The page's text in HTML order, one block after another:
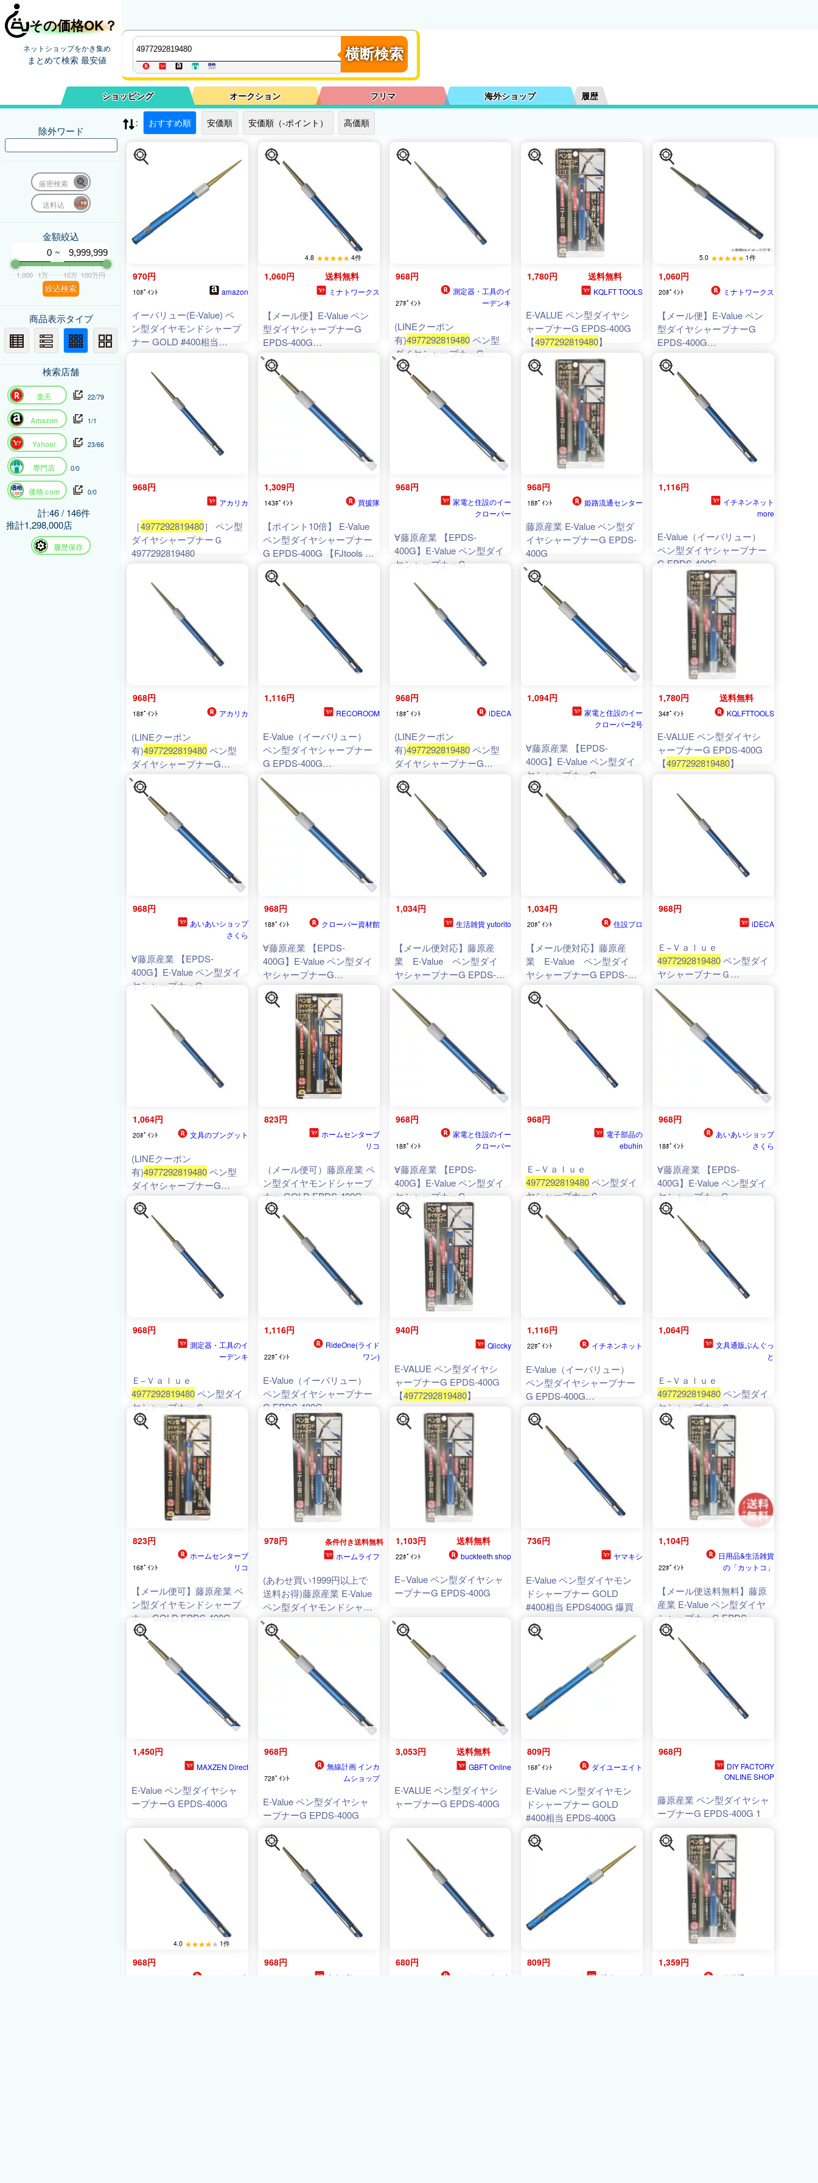
その価格OK？
ネットショップをかき集め
まとめて検索 最安値 横断検索
ショッピング オークション フリマ 海外ショップ 履歴
除外ワード
厳密検索
送料込
金額絞込
~
1,000 1万 10万 100万円
絞込検索
商品表示タイプ
検索店舗
楽天 22/79
Amazon 1/1
Yahoo! 23/66
専門店 0/0
価格.com 0/0
計:46 / 146件
推計1,298,000店
履歴保存
: おすすめ順 安価順 安価順（-ポイント） 高価順
970円
10ﾎﾟｲﾝﾄ amazon
イーバリュー(E-Value) ペ
ン型ダイヤモンドシャープ
ナー GOLD #400相当
EPDS-400G 1丁4役(平・半
1,060円 送料無料
ミナトワークス
4.8 4件
【メール便】E-Value ペン
型ダイヤシャープナーG
EPDS-400G
4977292819480[ヤスリ]
968円
27ﾎﾟｲﾝﾄ
測定器・工具のイ
ーデンキ
(LINEクーポン
有)4977292819480ペン型
ダイヤシャープナーG
4977292819480 E-Value 藤
原産業 ペン型ダイヤモンド
シャープナー GOLD ダイ
ヤモンドヤスリ
1,780円 送料無料
KQLFT TOOLS
E-VALUE ペン型ダイヤシ
ャープナーG EPDS-400G
【4977292819480】
1,060円
20ﾎﾟｲﾝﾄ ミナトワークス
5.0 1件
【メール便】E-Value ペン
型ダイヤシャープナーG
EPDS-400G
4977292819480[ヤスリ ヤ
スリ(企画品)]
968円
アカリカ
［4977292819480］ ペン型
ダイヤシャープナーＧ
4977292819480
1,309円
143ﾎﾟｲﾝﾄ 買援隊
【ポイント10倍】 E-Value
ペン型ダイヤシャープナー
G EPDS-400G 【FJtools E-
Value ペン型ダイヤシャー
プナーG EPDS-400G 大工
道具 ヤスリ 販促 ヤスリ
4977292819480
れ おすすめ】[CB99]
968円
家電と住設のイー
クローバー
∀藤原産業 【EPDS-
400G】E-Value ペン型ダイ
ヤシャープナーG
968円
18ﾎﾟｲﾝﾄ 姫路流通センター
藤原産業 E-Value ペン型ダ
イヤシャープナーG EPDS-
400G
1,116円
イチネンネット
more
E-Value（イーバリュー）
ペン型ダイヤシャープナー
G EPDS-400G
4977292819480
968円
18ﾎﾟｲﾝﾄ アカリカ
(LINEクーポン
有)4977292819480ペン型
ダイヤシャープナーG
4977292819480 E-Value 藤
原産業 ペン型ダイヤモンド
シャープナー GOLD ダイ
ヤモンドヤスリ
1,116円
RECOROOM
E-Value（イーバリュー）
ペン型ダイヤシャープナー
G EPDS-400G
4977292819480
968円
18ﾎﾟｲﾝﾄ iDECA
(LINEクーポン
有)4977292819480ペン型
ダイヤシャープナーG
4977292819480 E-Value 藤
原産業 ペン型ダイヤモンド
シャープナー GOLD ダイ
ヤモンドヤスリ
1,094円
家電と住設のイー
クローバー2号
∀藤原産業 【EPDS-
400G】E-Value ペン型ダイ
ヤシャープナーG
(4977292819480
1,780円 送料無料
34ﾎﾟｲﾝﾄ KQLFTTOOLS
E-VALUE ペン型ダイヤシ
ャープナーG EPDS-400G
【4977292819480】
968円
あいあいショップ
さくら
∀藤原産業 【EPDS-
400G】E-Value ペン型ダイ
ヤシャープナーG
968円
18ﾎﾟｲﾝﾄ クローバー資材館
∀藤原産業 【EPDS-
400G】E-Value ペン型ダイ
ヤシャープナーG
4977292819480)
1,034円
生活雑貨 yutorito
【メール便対応】藤原産
業 E-Value ペン型ダイ
ヤシャープナーG EPDS-
400G 【品番：
4977292819480
1,034円
20ﾎﾟｲﾝﾄ 住設プロ
【メール便対応】藤原産
業 E-Value ペン型ダイ
ヤシャープナーG EPDS-
400G 【品番：
4977292819480
968円
iDECA
Ｅ−Ｖａｌｕｅ
4977292819480ペン型ダイ
ヤシャープナーＧ
4977292819480 藤原産業
EPDS400G
1,064円
20ﾎﾟｲﾝﾄ 文具のブングット
(LINEクーポン
有)4977292819480ペン型
ダイヤシャープナーG
4977292819480 E-Value 藤
原産業 ペン型ダイヤモンド
シャープナー GOLD ダイ
ヤモンドヤスリ
823円
ホームセンターブ
リコ
（メール便可）藤原産業 ペ
ン型ダイヤモンドシャープ
ナー GOLD EPDS-400G
968円
18ﾎﾟｲﾝﾄ
家電と住設のイー
クローバー
∀藤原産業 【EPDS-
400G】E-Value ペン型ダイ
ヤシャープナーG
(4977292819480)
968円
電子部品の
ebuhin
Ｅ−Ｖａｌｕｅ
4977292819480ペン型ダイ
ヤシャープナーＧ
4977292819480 藤原産業
EPDS400G
968円
18ﾎﾟｲﾝﾄ
あいあいショップ
さくら
∀藤原産業 【EPDS-
400G】E-Value ペン型ダイ
ヤシャープナーG
(4977292819480
968円
測定器・工具のイ
ーデンキ
Ｅ−Ｖａｌｕｅ
4977292819480ペン型ダイ
ヤシャープナーＧ
4977292819480 藤原産業
EPDS400G
1,116円
22ﾎﾟｲﾝﾄ
RideOne(ライド
ワン)
E-Value（イーバリュー）
ペン型ダイヤシャープナー
G EPDS-400G
4977292819480
940円
Qiiccky
E-VALUE ペン型ダイヤシ
ャープナーG EPDS-400G
【4977292819480】
1,116円
22ﾎﾟｲﾝﾄ イチネンネット
E-Value（イーバリュー）
ペン型ダイヤシャープナー
G EPDS-400G
4977292819480
1,064円
文具通販ぶんぐっ
と
Ｅ−Ｖａｌｕｅ
4977292819480ペン型ダイ
ヤシャープナーＧ
4977292819480
823円
16ﾎﾟｲﾝﾄ
ホームセンターブ
リコ
【メール便可】藤原産業 ペ
ン型ダイヤモンドシャープ
ナー GOLD EPDS-400G
978円
条件付き送料無料
ホームライフ
(あわせ買い1999円以上で
送料お得)藤原産業 E-Value
ペン型ダイヤモンドシャー
プナーGOLD EPDS-
400G(1個)
1,103円 送料無料
22ﾎﾟｲﾝﾄ buckteeth shop
E−Value ペン型ダイヤシャ
ープナーG EPDS-400G
736円
ヤマキシ
E-Value ペン型ダイヤモン
ドシャープナー GOLD
#400相当 EPDS400G 爆買
1,104円
22ﾎﾟｲﾝﾄ
日用品&生活雑貨
の「カットコ」
【メール便送料無料】藤原
産業 E-Value ペン型ダイヤ
シャープナーG EPDS-
400G 1個
1,450円
MAXZEN Direct
E-Value ペン型ダイヤシャ
ープナーG EPDS-400G
968円
72ﾎﾟｲﾝﾄ
無線計画 インカ
ムショップ
E-Value ペン型ダイヤシャ
ープナーG EPDS-400G
3,053円 送料無料
GBFT Online
E-VALUE ペン型ダイヤシ
ャープナーG EPDS-400G
809円
16ﾎﾟｲﾝﾄ ダイユーエイト
E-Value ペン型ダイヤモン
ドシャープナー GOLD
#400相当 EPDS-400G
968円
DIY FACTORY
ONLINE SHOP
藤原産業 ペン型ダイヤシャ
ープナーG EPDS-400G 1
968円
あきばお〜支
4.0 1件
968円
あきばおー ショ
680円
ホームセンターヤ
809円
ダイユーエイ
1,359円
姫路流通センター